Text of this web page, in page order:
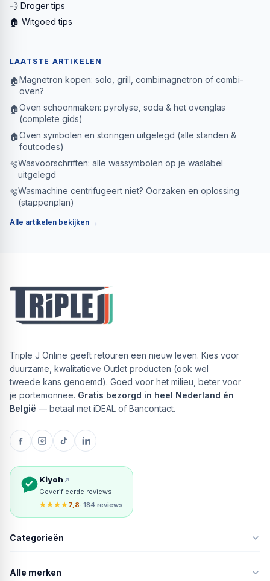
💨 Droger tips
🏠 Witgoed tips
LAATSTE ARTIKELEN
🏠Magnetron kopen: solo, grill, combimagnetron of combi-
oven?
🏠Oven schoonmaken: pyrolyse, soda & het ovenglas
(complete gids)
🏠Oven symbolen en storingen uitgelegd (alle standen &
foutcodes)
🫧Wasvoorschriften: alle wassymbolen op je waslabel
uitgelegd
🫧Wasmachine centrifugeert niet? Oorzaken en oplossing
(stappenplan)
Alle artikelen bekijken →
Triple J Online geeft retouren een nieuw leven. Kies voor
duurzame, kwalitatieve Outlet producten (ook wel
tweede kans genoemd). Goed voor het milieu, beter voor
je portemonnee. Gratis bezorgd in heel Nederland én
België — betaal met iDEAL of Bancontact.
Kiyoh
Geverifieerde reviews
★★★★7,8· 184 reviews
Categorieën
Alle merken